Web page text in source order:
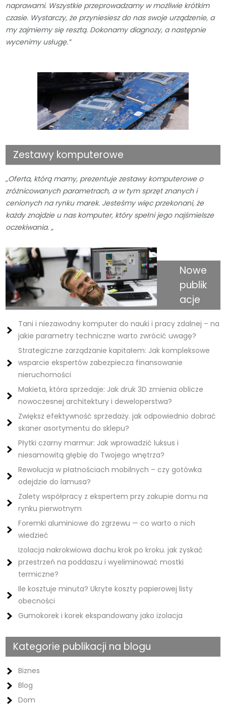
naprawami. Wszystkie przeprowadzamy w możliwie krótkim
czasie. Wystarczy, że przyniesiesz do nas swoje urządzenie, a
my zajmiemy się resztą. Dokonamy diagnozy, a następnie
wycenimy usługę.”
Zestawy komputerowe
„Oferta, którą mamy, prezentuje zestawy komputerowe o
zróżnicowanych parametrach, a w tym sprzęt znanych i
cenionych na rynku marek. Jesteśmy więc przekonani, że
każdy znajdzie u nas komputer, który spełni jego najśmielsze
oczekiwania. „
Nowe
publik
acje
Tani i niezawodny komputer do nauki i pracy zdalnej – na
jakie parametry techniczne warto zwrócić uwagę?
Strategiczne zarządzanie kapitałem: Jak kompleksowe
wsparcie ekspertów zabezpiecza finansowanie
nieruchomości
Makieta, która sprzedaje: Jak druk 3D zmienia oblicze
nowoczesnej architektury i deweloperstwa?
Zwiększ efektywność sprzedaży. jak odpowiednio dobrać
skaner asortymentu do sklepu?
Płytki czarny marmur: Jak wprowadzić luksus i
niesamowitą głębię do Twojego wnętrza?
Rewolucja w płatnościach mobilnych – czy gotówka
odejdzie do lamusa?
Zalety współpracy z ekspertem przy zakupie domu na
rynku pierwotnym
Foremki aluminiowe do zgrzewu — co warto o nich
wiedzieć
Izolacja nakrokwiowa dachu krok po kroku. jak zyskać
przestrzeń na poddaszu i wyeliminować mostki
termiczne?
Ile kosztuje minuta? Ukryte koszty papierowej listy
obecności
Gumokorek i korek ekspandowany jako izolacja
Kategorie publikacji na blogu
Biznes
Blog
Dom